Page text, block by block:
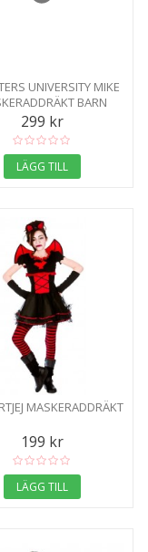
UNIVERSITY MIKE
BARN
299 kr
LÄGG TILL
MASKERADDRÄKT
199 kr
LÄGG TILL